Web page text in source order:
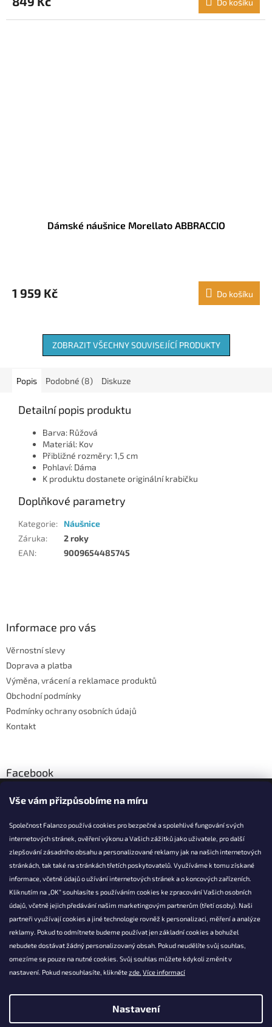
Vše vám přizpůsobíme na míru
Společnost Falanzo používá cookies pro bezpečné a spolehlivé fungování svých
internetových stránek, ověření výkonu a Vašich zážitků jako uživatele, pro další
zlepšování zásadního obsahu a personalizované reklamy jak na našich internetových
stránkách, tak také na stránkách třetích poskytovatelů. Využíváme k tomu získané
informace, včetně údajů o užívání internetových stránek a o koncových zařízeních.
Kliknutím na „OK“ souhlasíte s používáním cookies ke zpracování Vašich osobních
údajů, včetně jejich předávání našim marketingovým partnerům (třetí osoby). Naši
partneři využívají cookies a jiné technologie rovněž k personalizaci, měření a analýze
reklamy. Pokud to odmítnete budeme používat jen základní cookies a bohužel
nebudete dostávat žádný personalizovaný obsah. Pokud neudělíte svůj souhlas,
omezíme se pouze na nutné cookies. Svůj souhlas můžete kdykoli změnit v
nastavení. Pokud nesouhlasíte, kliknětezde. Více informací
Nastavení
Do košíku
Dámské náušnice Morellato ABBRACCIO
1 959 Kč Do košíku
ZOBRAZIT VŠECHNY SOUVISEJÍCÍ PRODUKTY
Popis Podobné (8) Diskuze
Detailní popis produktu
Barva: Růžová
Materiál: Kov
Přibližné rozměry: 1,5 cm
Pohlaví: Dáma
K produktu dostanete originální krabičku
Doplňkové parametry
Kategorie:
Náušnice
Záruka:
2 roky
EAN: 9009654485745
Informace pro vás
Věrnostní slevy
Doprava a platba
Výměna, vrácení a reklamace produktů
Obchodní podmínky
Podmínky ochrany osobních údajů
Kontakt
Facebook
KONTAKT
info@falanzo.cz
Falanzo.cz
FalanzoCZ